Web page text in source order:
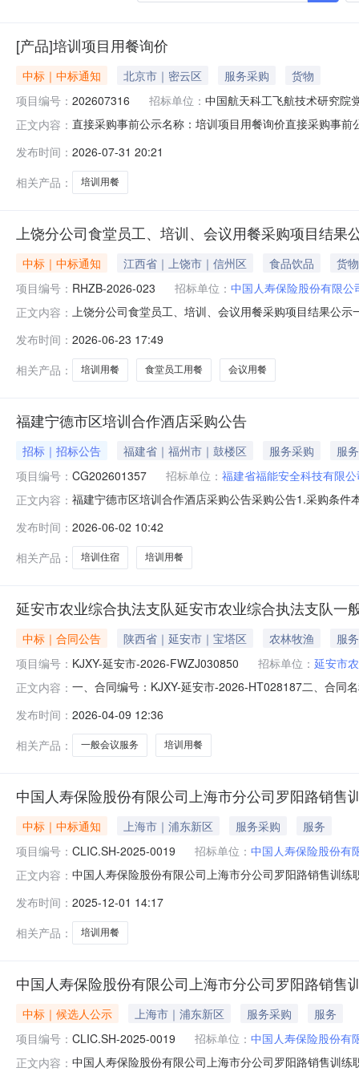
[产品]培训项目用餐询价
中标｜中标通知 北京市｜密云区 服务采购
货物
项目编号： 202607316 招标单位： 中国航天科工飞航技术研究院
正文内容： 直接采购事前公示名称：培训项目用餐询价直接采购事
品分类规格描述品牌生产厂数量单位交货方式交货日期/
发布时间： 2026-07-31 20:21
相关产品：
培训用餐
上饶分公司食堂员工、培训、会议用餐采购项目结果
中标｜中标通知 江西省｜上饶市｜信州区 食品饮品
货物
项目编号： RHZB-2026-023 招标单位： 中国人寿保险股份有限公
正文内容： 上饶分公司食堂员工、培训、会议用餐采购项目结果公
告期限：1天七、联系方式：招标人：中国人寿保险股份
州
发布时间： 2026-06-23 17:49
相关产品：
培训用餐 食堂员工用餐 会议用餐
福建宁德市区培训合作酒店采购公告
招标｜招标公告 福建省｜福州市｜鼓楼区 服务采购
服务
项目编号： CG202601357 招标单位： 福建省福能安全科技有限
正文内容： 福建宁德市区培训合作酒店采购公告采购公告1.采购条
利开展，切实满足日常培训办班需求，需在福建宁德市
（元）:645,000.
发布时间： 2026-06-02 10:42
相关产品：
培训住宿 培训用餐
延安市农业综合执法支队延安市农业综合执法支队一
中标｜合同公告 陕西省｜延安市｜宝塔区 农林牧渔
服务
项目编号： KJXY-延安市-2026-FWZJ030850 招标单位： 延安市
正文内容： 一、合同编号：KJXY-延安市-2026-HT028187二、合同
2886391供应商(乙方)：延安泰邦房地产开发有限公司美
发布时间： 2026-04-09 12:36
相关产品：
一般会议服务 培训用餐
中国人寿保险股份有限公司上海市分公司罗阳路销售
中标｜中标通知 上海市｜浦东新区 服务采购
服务
项目编号： CLIC.SH-2025-0019 招标单位： 中国人寿保险股份有
正文内容： 中国人寿保险股份有限公司上海市分公司罗阳路销售训
2025年10月31日经评标委员会评审，本次评标结果如下
份中标人
发布时间： 2025-12-01 14:17
相关产品：
培训用餐
中国人寿保险股份有限公司上海市分公司罗阳路销售
中标｜候选人公示 上海市｜浦东新区 服务采购
服务
项目编号： CLIC.SH-2025-0019 招标单位： 中国人寿保险股份有
正文内容： 中国人寿保险股份有限公司上海市分公司罗阳路销售训